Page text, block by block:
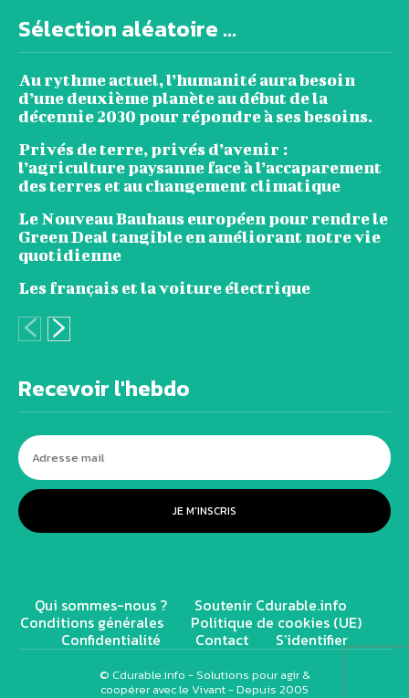
Sélection aléatoire ...
Au rythme actuel, l’humanité aura besoin
d’une deuxième planète au début de la
décennie 2030 pour répondre à ses besoins.
Privés de terre, privés d’avenir :
l’agriculture paysanne face à l’accaparement
des terres et au changement climatique
Le Nouveau Bauhaus européen pour rendre le
Green Deal tangible en améliorant notre vie
quotidienne
Les français et la voiture électrique
Recevoir l'hebdo
JE M'INSCRIS
Qui sommes-nous ? Soutenir Cdurable.info
Conditions générales Politique de cookies (UE)
Confidentialité Contact S’identifier
© Cdurable.info - Solutions pour agir &
coopérer avec le Vivant - Depuis 2005